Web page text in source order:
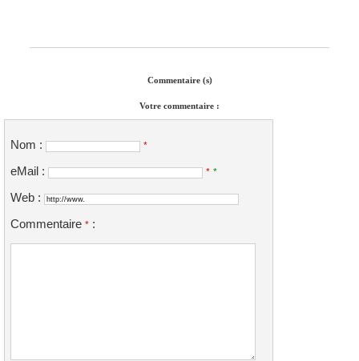
Commentaire (s)
Votre commentaire :
Nom : *
eMail : * *
Web :
Commentaire * :